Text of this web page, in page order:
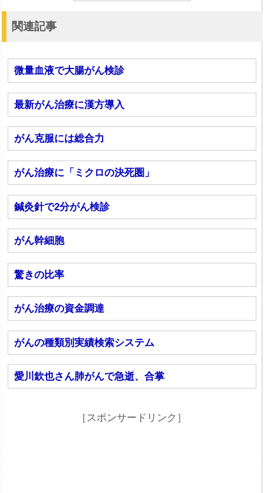
関連記事
微量血液で大腸がん検診
最新がん治療に漢方導入
がん克服には総合力
がん治療に「ミクロの決死圏」
鍼灸針で2分がん検診
がん幹細胞
驚きの比率
がん治療の資金調達
がんの種類別実績検索システム
愛川欽也さん肺がんで急逝、合掌
［スポンサードリンク］